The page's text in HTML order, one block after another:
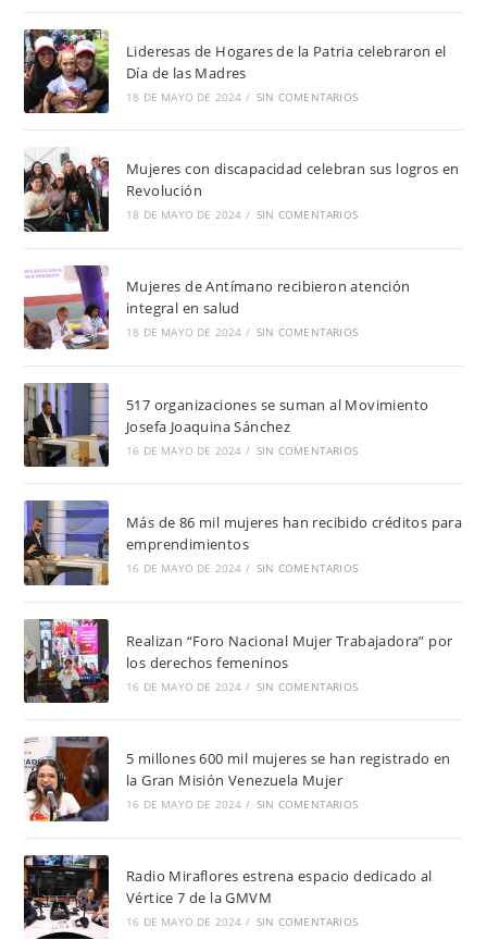
Lideresas de Hogares de la Patria celebraron el
Día de las Madres
18 DE MAYO DE 2024 / SIN COMENTARIOS
Mujeres con discapacidad celebran sus logros en
Revolución
18 DE MAYO DE 2024 / SIN COMENTARIOS
Mujeres de Antímano recibieron atención
integral en salud
18 DE MAYO DE 2024 / SIN COMENTARIOS
517 organizaciones se suman al Movimiento
Josefa Joaquina Sánchez
16 DE MAYO DE 2024 / SIN COMENTARIOS
Más de 86 mil mujeres han recibido créditos para
emprendimientos
16 DE MAYO DE 2024 / SIN COMENTARIOS
Realizan “Foro Nacional Mujer Trabajadora” por
los derechos femeninos
16 DE MAYO DE 2024 / SIN COMENTARIOS
5 millones 600 mil mujeres se han registrado en
la Gran Misión Venezuela Mujer
16 DE MAYO DE 2024 / SIN COMENTARIOS
Radio Miraflores estrena espacio dedicado al
Vértice 7 de la GMVM
16 DE MAYO DE 2024 / SIN COMENTARIOS